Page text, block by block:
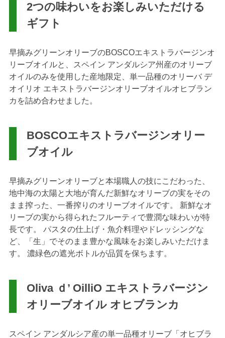
2つの味わいをお楽しみいただける
ギフト
早摘みグリーンオリーブのBOSCOエキストラバージンオ
リーブオイルと、スペイン アンダルシア州産のオリーブ
オイルのみを使用した産地限定、単一品種のオリーバ デ
オイリオ エキストラバージンオリーブオイルオヒブラン
カを詰め合わせました。
BOSCOエキストラバージンオリー
ブオイル
早摘みグリーンオリーブと本場職人の技にこだわった、
地中海の太陽と大地が育んだ新鮮なオリーブの実をその
まま搾った、一番搾りのオリーブオイルです。
新鮮なオ
リーブの実から得られたフルーティで豊潤な味わいが特
長です。
パスタの仕上げ・魚介料理やドレッシングな
ど、「生」でそのまま豊かな風味をお楽しみいただけま
す。
濃緑色の遮光ボトルが品質を保ちます。
Oliva ｄ’ OilliO エキストラバージン
オリーブオイル オヒブランカ
スペイン アンダルシア産の単一品種オリーブ「オヒブラ